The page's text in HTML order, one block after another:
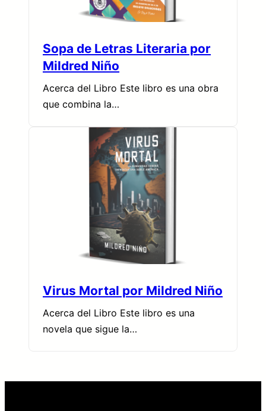
Sopa de Letras Literaria por
Mildred Niño
Acerca del Libro Este libro es una obra
que combina la…
Virus Mortal por Mildred Niño
Acerca del Libro Este libro es una
novela que sigue la…